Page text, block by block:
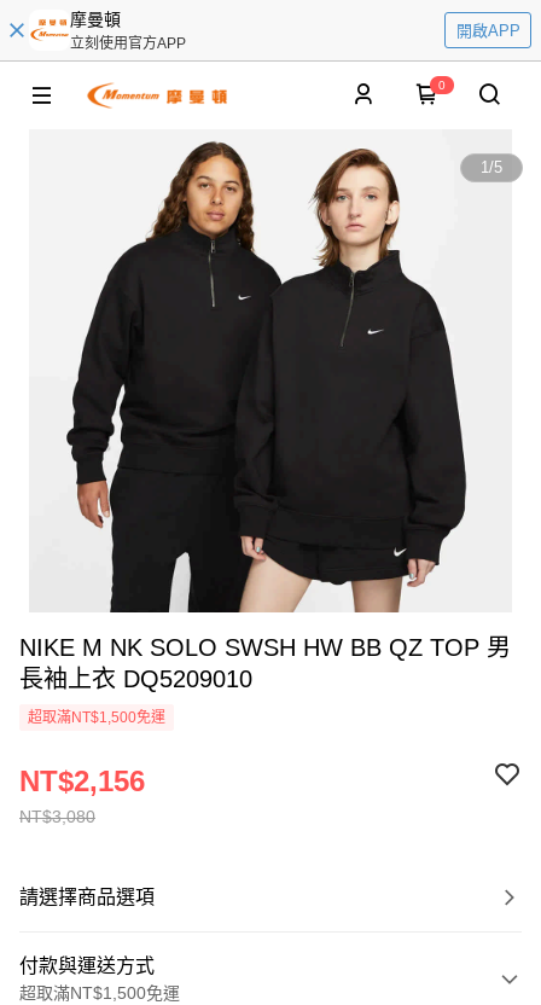
摩曼頓
立刻使用官方APP
開啟APP
0
1/5
NIKE M NK SOLO SWSH HW BB QZ TOP 男
長袖上衣 DQ5209010
超取滿NT$1,500免運
NT$3,080
NT$2,156
請選擇商品選項
付款與運送方式
超取滿NT$1,500免運